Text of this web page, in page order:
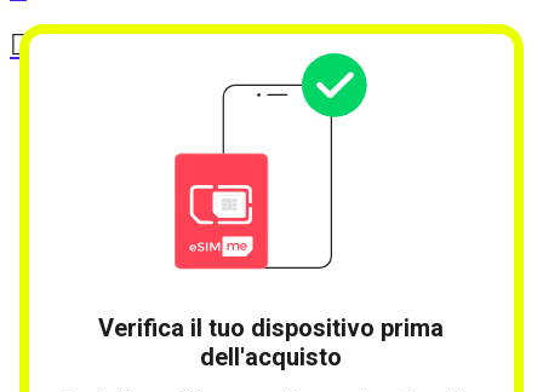
Verifica il tuo dispositivo prima
dell'acquisto